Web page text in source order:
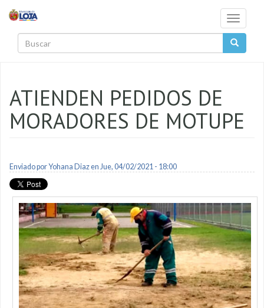
Toggle
ATIENDEN PEDIDOS DE
MORADORES DE MOTUPE
Enviado porYohana Diazen Jue, 04/02/2021 - 18:00